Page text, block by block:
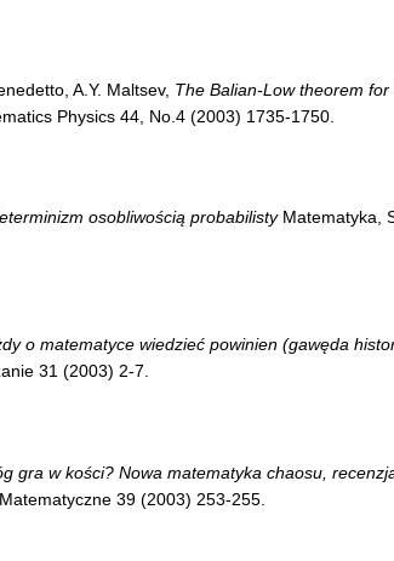
A.Y. Maltsev, The Balian-Low theorem
Physics 44, No.4 (2003) 1735-1750.
osobliwością probabilisty Matematyka,
o matematyce wiedzieć powinien (gawęda
31 (2003) 2-7.
gra w kości? Nowa matematyka chaosu,
39 (2003) 253-255.